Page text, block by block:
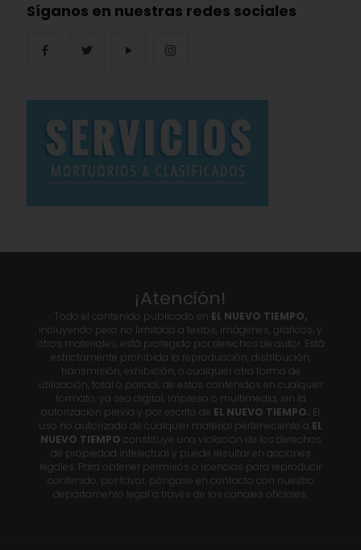
Síganos en nuestras redes sociales
¡Atención!
Todo el contenido publicado en EL NUEVO TIEMPO,
incluyendo pero no limitado a textos, imágenes, gráficos, y
otros materiales, está protegido por derechos de autor. Está
estrictamente prohibida la reproducción, distribución,
transmisión, exhibición, o cualquier otra forma de
utilización, total o parcial, de estos contenidos en cualquier
formato, ya sea digital, impreso o multimedia, sin la
autorización previa y por escrito de EL NUEVO TIEMPO. El
uso no autorizado de cualquier material perteneciente a EL
NUEVO TIEMPO constituye una violación de los derechos
de propiedad intelectual y puede resultar en acciones
legales. Para obtener permisos o licencias para reproducir
contenido, por favor, póngase en contacto con nuestro
departamento legal a través de los canales oficiales.